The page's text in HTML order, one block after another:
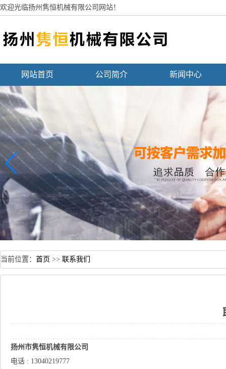
欢迎光临扬州隽恒机械有限公司网站！
网站首页 公司简介 新闻中心
当前位置： 首页 >> 联系我们
扬州市隽恒机械有限公司
电话:13040219777